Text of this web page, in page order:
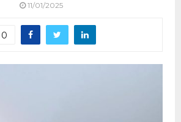
11/01/2025
0